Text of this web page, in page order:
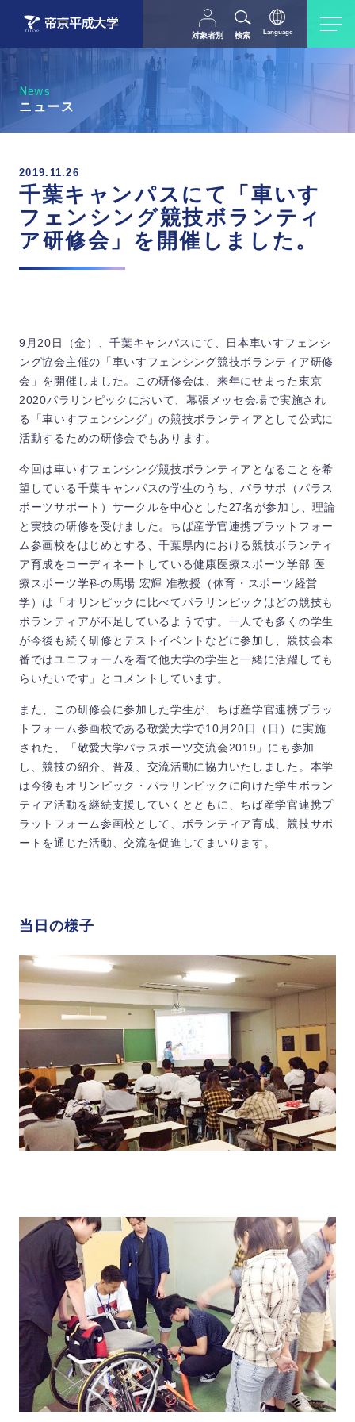
対象者別
受験生の方 在学生・教職員の方
父母等の方 卒業生の方
検索 Language
English 中文（简体字）
News
ニュース
2019.11.26
千葉キャンパスにて「車いす
フェンシング競技ボランティ
ア研修会」を開催しました。
9月20日（金）、千葉キャンパスにて、日本車いすフェンシ
ング協会主催の「車いすフェンシング競技ボランティア研修
会」を開催しました。この研修会は、来年にせまった東京
2020パラリンピックにおいて、幕張メッセ会場で実施され
る「車いすフェンシング」の競技ボランティアとして公式に
活動するための研修会でもあります。
今回は車いすフェンシング競技ボランティアとなることを希
望している千葉キャンパスの学生のうち、パラサポ（パラス
ポーツサポート）サークルを中心とした27名が参加し、理論
と実技の研修を受けました。ちば産学官連携プラットフォー
ム参画校をはじめとする、千葉県内における競技ボランティ
ア育成をコーディネートしている健康医療スポーツ学部 医
療スポーツ学科の馬場 宏輝 准教授（体育・スポーツ経営
学）は「オリンピックに比べてパラリンピックはどの競技も
ボランティアが不足しているようです。一人でも多くの学生
が今後も続く研修とテストイベントなどに参加し、競技会本
番ではユニフォームを着て他大学の学生と一緒に活躍しても
らいたいです」とコメントしています。
また、この研修会に参加した学生が、ちば産学官連携プラッ
トフォーム参画校である敬愛大学で10月20日（日）に実施
された、「敬愛大学パラスポーツ交流会2019」にも参加
し、競技の紹介、普及、交流活動に協力いたしました。本学
は今後もオリンピック・パラリンピックに向けた学生ボラン
ティア活動を継続支援していくとともに、ちば産学官連携プ
ラットフォーム参画校として、ボランティア育成、競技サポ
ートを通じた活動、交流を促進してまいります。
当日の様子